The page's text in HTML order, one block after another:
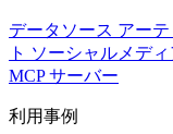
データソース アー
ト ソーシャルメディ
MCP サーバー
利用事例